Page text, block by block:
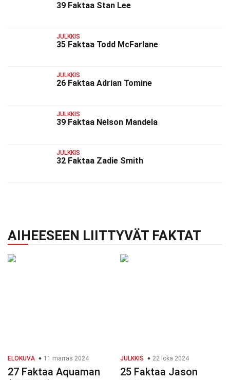
39 Faktaa Stan Lee
JULKKIS
35 Faktaa Todd McFarlane
JULKKIS
26 Faktaa Adrian Tomine
JULKKIS
39 Faktaa Nelson Mandela
JULKKIS
32 Faktaa Zadie Smith
AIHEESEEN LIITTYVÄT FAKTAT
ELOKUVA 11 marras 2024
27 Faktaa Aquaman
JULKKIS 22 loka 2024
25 Faktaa Jason